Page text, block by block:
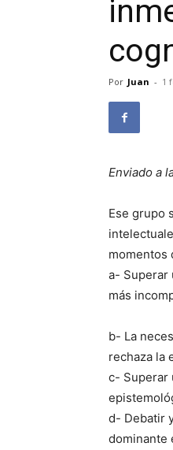
Por Juan - 1
Enviado a
Ese grupo
momentos
a- Superar
más
b- La
rechaza la
c- Superar
d- Debatir
dominante